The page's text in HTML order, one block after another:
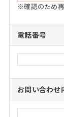
※確認のため再
電話番号
お問い合わせ